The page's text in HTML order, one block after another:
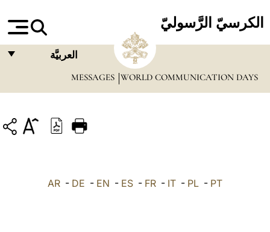
الكرسيّ الرَّسوليّ
العربيَّة
FRANÇAIS
ITALIANO
MESSAGES WORLD COMMUNICATION DAYS
AR - DE - EN - ES - FR - IT - PL - PT